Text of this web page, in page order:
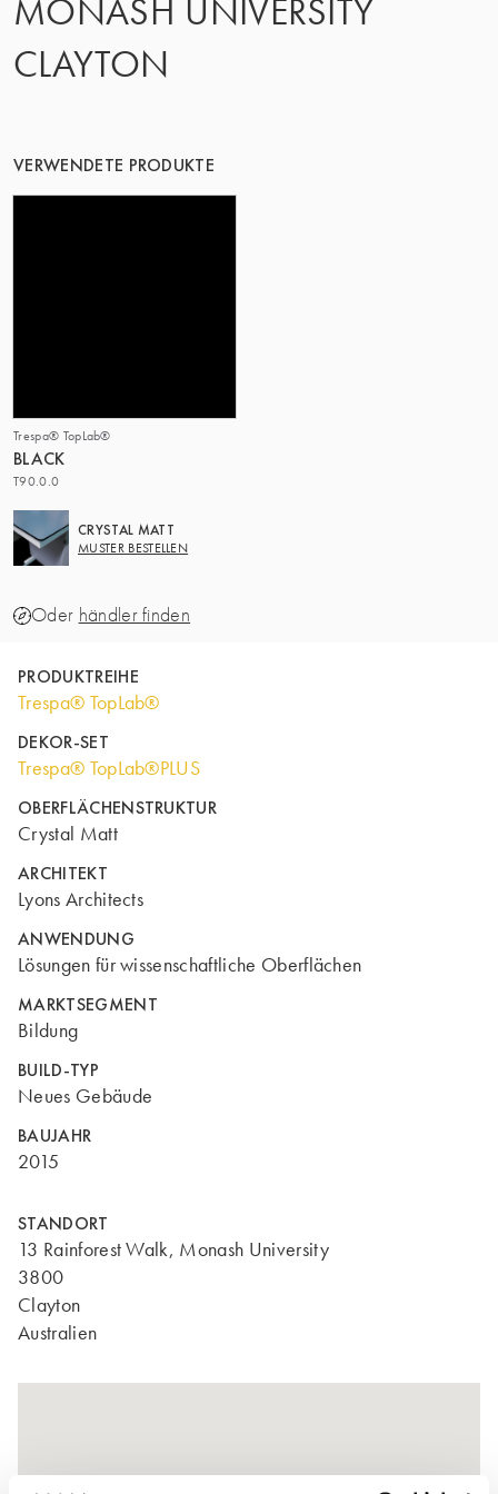
DIE GRUPPE | TRESPA INTERNATIONAL
MONASH UNIVERSITY
CLAYTON
VERWENDETE PRODUKTE
Trespa® TopLab®
BLACK
T90.0.0
CRYSTAL MATT
MUSTER BESTELLEN
Oder händler finden
PRODUKTREIHE
Trespa® TopLab®
DEKOR-SET
Trespa® TopLab®PLUS
OBERFLÄCHENSTRUKTUR
Crystal Matt
ARCHITEKT
Lyons Architects
ANWENDUNG
Lösungen für wissenschaftliche Oberflächen
MARKTSEGMENT
Bildung
BUILD-TYP
Neues Gebäude
BAUJAHR
2015
STANDORT
13 Rainforest Walk, Monash University
3800
Clayton
Australien